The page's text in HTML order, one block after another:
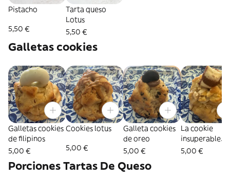
Pistacho
5,50 €
Tarta queso
Lotus
5,50 €
Galletas cookies
Galletas cookies
de filipinos
5,00 €
Cookies lotus
5,00 €
Galleta cookies
de oreo
5,00 €
La cookie
insuperable
kinder bueno
5,00 €
Porciones Tartas De Queso